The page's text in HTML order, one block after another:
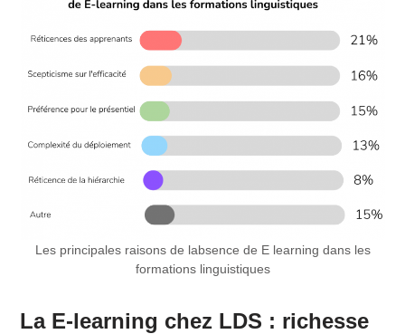
Les principales raisons de labsence de E learning dans les
formations linguistiques
La E-learning chez LDS : richesse